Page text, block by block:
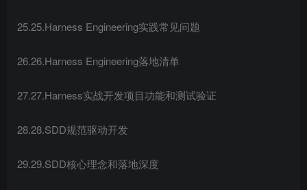
25.25.Harness Engineering实践常见问题
26.26.Harness Engineering落地清单
27.27.Harness实战开发项目功能和测试验证
28.28.SDD规范驱动开发
29.29.SDD核心理念和落地深度